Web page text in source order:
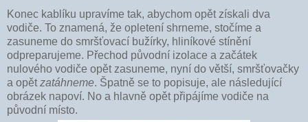
Konec kablíku upravíme tak, abychom opět získali dva
vodiče. To znamená, že opletení shrneme, stočíme a
zasuneme do smršťovací bužírky, hliníkové stínění
odpreparujeme. Přechod původní izolace a začátek
nulového vodiče opět zasuneme, nyní do větší, smršťovačky
a opět zatáhneme. Špatně se to popisuje, ale následující
obrázek napoví. No a hlavně opět připájíme vodiče na
původní místo.